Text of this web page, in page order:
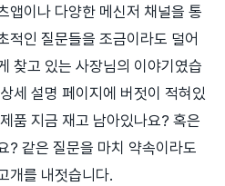
앱이나 다양한 메신저 채널을 통
적인 질문들을 조금이라도 덜어
찾고 있는 사장님의 이야기였습
세 설명 페이지에 버젓이 적혀있
품 지금 재고 남아있나요? 혹은
? 같은 질문을 마치 약속이라도
개를 내젓습니다.